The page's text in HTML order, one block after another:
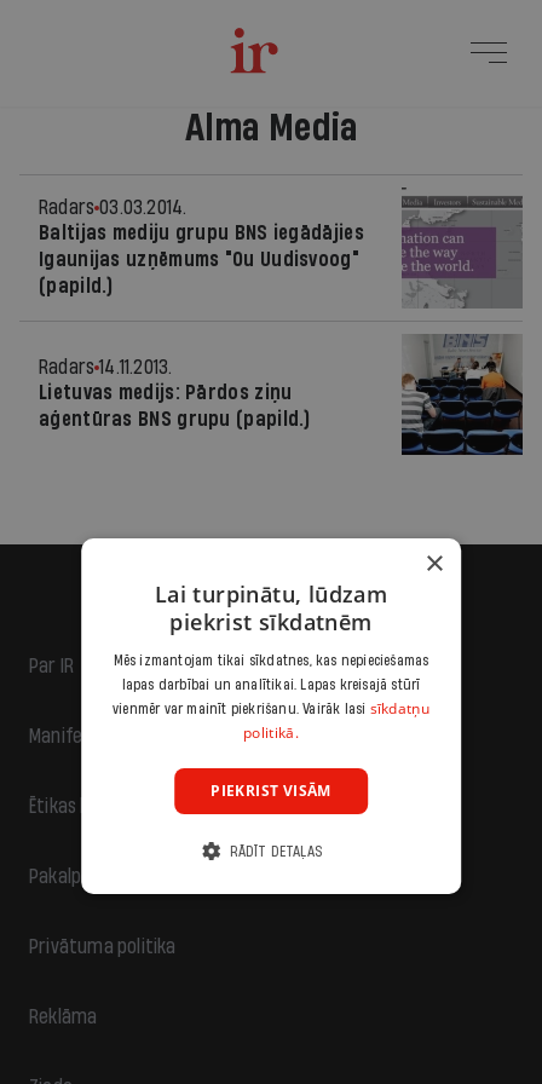
Alma Media
Radars 03.03.2014.
Baltijas mediju grupu BNS iegādājies
Igaunijas uzņēmums "Ou Uudisvoog"
(papild.)
Radars 14.11.2013.
Lietuvas medijs: Pārdos ziņu
aģentūras BNS grupu (papild.)
Par IR
Manifests
Ētikas kodekss
Pakalpojumu sniegšanas noteikumi
Privātuma politika
Reklāma
×
Lai turpinātu, lūdzam
piekrist sīkdatnēm
Mēs izmantojam tikai sīkdatnes, kas nepieciešamas
lapas darbībai un analītikai. Lapas kreisajā stūrī
vienmēr var mainīt piekrišanu. Vairāk lasi sīkdatņu
politikā.
PIEKRIST VISĀM
RĀDĪT DETAĻAS